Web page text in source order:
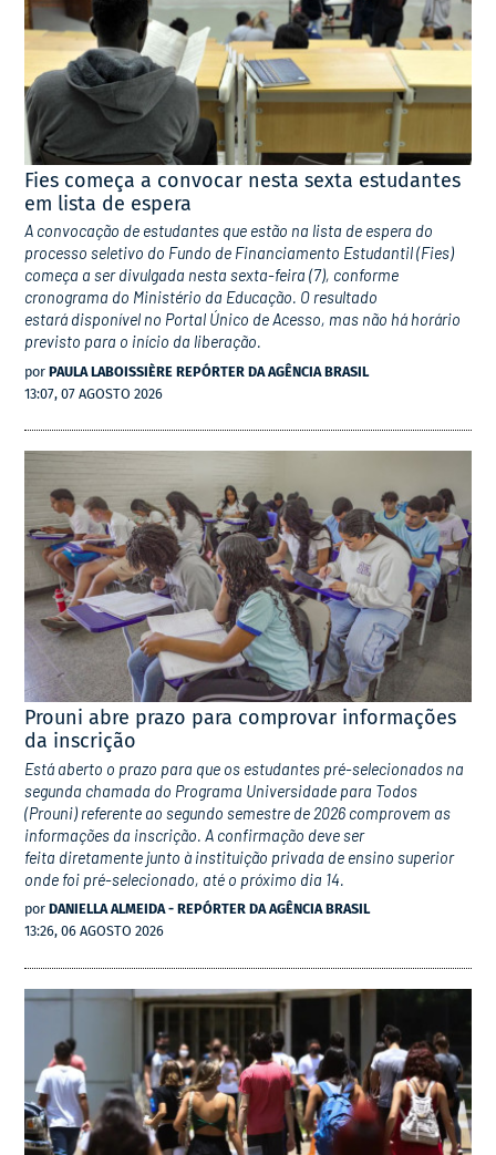
Fies começa a convocar nesta sexta estudantes
em lista de espera
A convocação de estudantes que estão na lista de espera do
processo seletivo do Fundo de Financiamento Estudantil (Fies)
começa a ser divulgada nesta sexta-feira (7), conforme
cronograma do Ministério da Educação. O resultado
estará disponível no Portal Único de Acesso, mas não há horário
previsto para o início da liberação.
por PAULA LABOISSIÈRE REPÓRTER DA AGÊNCIA BRASIL
13:07, 07 AGOSTO 2026
Prouni abre prazo para comprovar informações
da inscrição
Está aberto o prazo para que os estudantes pré-selecionados na
segunda chamada do Programa Universidade para Todos
(Prouni) referente ao segundo semestre de 2026 comprovem as
informações da inscrição. A confirmação deve ser
feita diretamente junto à instituição privada de ensino superior
onde foi pré-selecionado, até o próximo dia 14.
por DANIELLA ALMEIDA - REPÓRTER DA AGÊNCIA BRASIL
13:26, 06 AGOSTO 2026